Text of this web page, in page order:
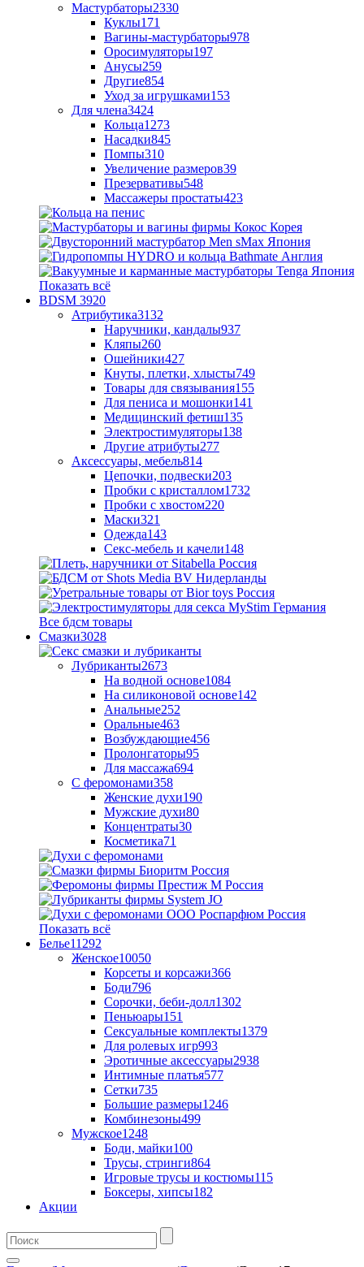
Мастурбаторы2330
Куклы171
Вагины-мастурбаторы978
Оросимуляторы197
Анусы259
Другие854
Уход за игрушками153
Для члена3424
Кольца1273
Насадки845
Помпы310
Увеличение размеров39
Презервативы548
Массажеры простаты423
Показать всё
BDSM 3920
Атрибутика3132
Наручники, кандалы937
Кляпы260
Ошейники427
Кнуты, плетки, хлысты749
Товары для связывания155
Для пениса и мошонки141
Медицинский фетиш135
Электростимуляторы138
Другие атрибуты277
Аксессуары, мебель814
Цепочки, подвески203
Пробки с кристаллом1732
Пробки с хвостом220
Маски321
Одежда143
Секс-мебель и качели148
Все бдсм товары
Смазки3028
Лубриканты2673
На водной основе1084
На силиконовой основе142
Анальные252
Оральные463
Возбуждающие456
Пролонгаторы95
Для массажа694
С феромонами358
Женские духи190
Мужские духи80
Концентраты30
Косметика71
Показать всё
Белье11292
Женское10050
Корсеты и корсажи366
Боди796
Сорочки, беби-долл1302
Пеньюары151
Сексуальные комплекты1379
Для ролевых игр993
Эротичные аксессуары2938
Интимные платья577
Сетки735
Большие размеры1246
Комбинезоны499
Мужское1248
Боди, майки100
Трусы, стринги864
Игровые трусы и костюмы115
Боксеры, хипсы182
Акции